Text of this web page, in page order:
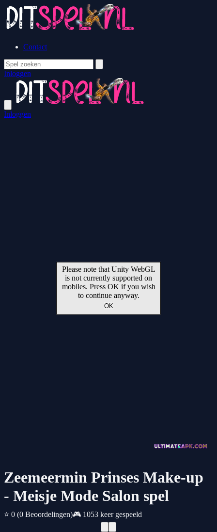
Contact
Inloggen
Inloggen
Zeemeermin Prinses Make-up
- Meisje Mode Salon spel
⭐ 0 (0 Beoordelingen)🎮 1053 keer gespeeld